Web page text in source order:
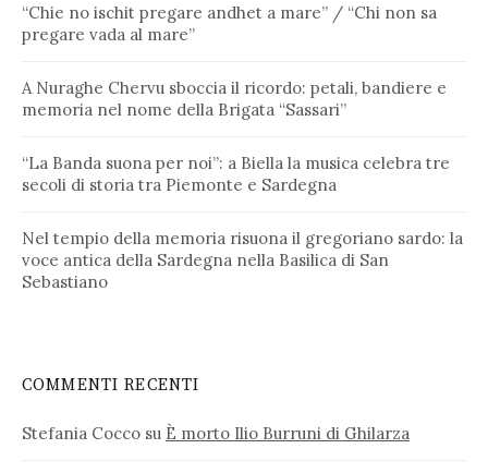
“Chie no ischit pregare andhet a mare” / “Chi non sa
pregare vada al mare”
A Nuraghe Chervu sboccia il ricordo: petali, bandiere e
memoria nel nome della Brigata “Sassari”
“La Banda suona per noi”: a Biella la musica celebra tre
secoli di storia tra Piemonte e Sardegna
Nel tempio della memoria risuona il gregoriano sardo: la
voce antica della Sardegna nella Basilica di San
Sebastiano
COMMENTI RECENTI
Stefania Cocco su È morto Ilio Burruni di Ghilarza